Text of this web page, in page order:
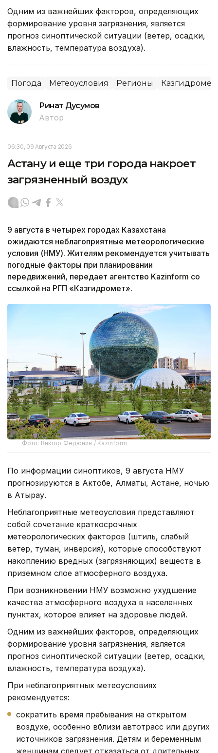
Одним из важнейших факторов, определяющих
формирование уровня загрязнения, является
прогноз синоптической ситуации (ветер, осадки,
влажность, температура воздуха).
Погода Метеоусловия Регионы Казгидромет
Ринат Дусумов
Автор
06:30, 09 Августа 2026
Астану и еще три города накроет
загрязненный воздух
9 августа в четырех городах Казахстана
ожидаются неблагоприятные метеорологические
условия (НМУ). Жителям рекомендуется учитывать
погодные факторы при планировании
передвижений, передает агентство Kazinform со
ссылкой на РГП «Казгидромет».
Фото: Виктор Федюнин / Kazinform
По информации синоптиков, 9 августа НМУ
прогнозируются в Актобе, Алматы, Астане, ночью
в Атырау.
Неблагоприятные метеоусловия представляют
собой сочетание краткосрочных
метеорологических факторов (штиль, слабый
ветер, туман, инверсия), которые способствуют
накоплению вредных (загрязняющих) веществ в
приземном слое атмосферного воздуха.
При возникновении НМУ возможно ухудшение
качества атмосферного воздуха в населенных
пунктах, которое влияет на здоровье людей.
Одним из важнейших факторов, определяющих
формирование уровня загрязнения, является
прогноз синоптической ситуации (ветер, осадки,
влажность, температура воздуха).
При неблагоприятных метеоусловиях
рекомендуется:
сократить время пребывания на открытом
воздухе, особенно вблизи автотрасс или других
источников загрязнения. Детям и беременным